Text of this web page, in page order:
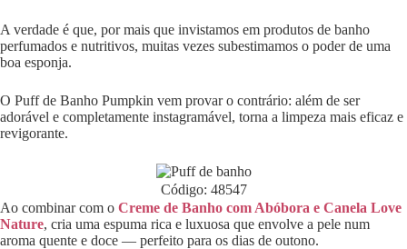
A verdade é que, por mais que invistamos em produtos de banho
perfumados e nutritivos, muitas vezes subestimamos o poder de uma
boa esponja.
O Puff de Banho Pumpkin vem provar o contrário: além de ser
adorável e completamente instagramável, torna a limpeza mais eficaz e
revigorante.
Código: 48547
Ao combinar com o Creme de Banho com Abóbora e Canela Love
Nature, cria uma espuma rica e luxuosa que envolve a pele num
aroma quente e doce — perfeito para os dias de outono.